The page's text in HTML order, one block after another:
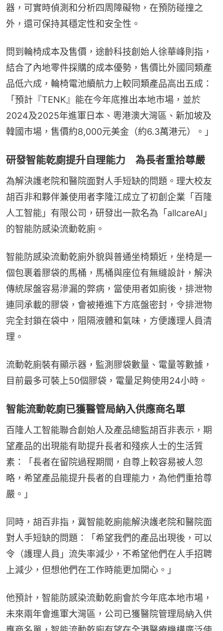
器，可實時偵測和分析四周障礙物，在預防碰撞之
外，還可保持其穩定性和安全性。
問到輪椅成本及售價，途齡科技創始人徐華峰則指，
結合了內地零件採購的成本優勢，售價比外國同類產
品低六成，輪椅電池續航力上較同類產品高出五成：
「預計『TENK』能在今年底推出本地市場，並於
2024及2025年進軍日本、粵港澳大灣區、新加坡及
韓國市場，售價約8,000元美金（約6.3萬港元）。」
研發智能乾廁提升自理能力 為長者重拾尊嚴
為解決護老院和醫院面對人手短缺的問題。理大校友
胡百非和夥伴兼使用者李隆江成立了初創企業「百隆
人工智能」有限公司，研發出一款名為「allcareAI」
的智能防感染流動乾廁。
智能防感染流動乾廁外貌與普通坐椅類近，坐椅是一
個包裹着膠袋的馬桶，馬桶與座位有無縫設計，解決
傳統尿盤容易滲漏的弊病，當使用者如廁後，排泄物
連同承載的膠袋，會被捲進下方底盤密封，令排泄物
完全封鎖在袋中，阻隔液體和氣味，方便護理人員清
理。
流動乾廁裝有顯示器，監測膠袋數量、電量等數據，
目前最多可裝上50個膠袋，電量足夠使用24小時。
智能流動乾廁已獲醫管局納入供應商名單
百隆人工智能聯合創始人及產品總監胡百非表示，期
望產品的出現能有助提升長者和殘疾人士的生活質
素：「長者在留院過程期間，自尊上較容易被人忽
略，希望產品能提升長者的自理能力，為他們重拾尊
嚴。」
同時，胡百非指，冀智能乾廁能解決護老院和醫院面
對人手短缺的問題：「希望我們的產品出現後，可以
令（護理人員」流失率減少，不希望他們在人手招聘
上減少，但想他們在工作時能更加開心。」
他預計，智能防感染流動乾廁會於今年底本地市場，
未來兩年會進軍大灣區，公司已獲醫院管理局納入供